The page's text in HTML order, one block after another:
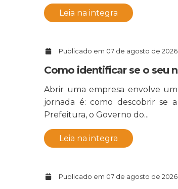
Leia na integra
Publicado em 07 de agosto de 2026
Como identificar se o seu
Abrir uma empresa envolve
jornada é: como descobrir se
Prefeitura, o Governo do...
Leia na integra
Publicado em 07 de agosto de 2026